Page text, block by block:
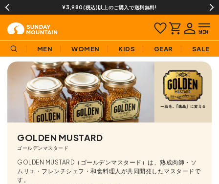
¥3,980(税込)以上のご購入で送料無料!
MEN WOMEN KIDS GEAR SALE
GOLDEN MUSTARD
ゴールデンマスタード
GOLDEN MUSTARD（ゴールデンマスタード）は、熟成肉師・ソ
ムリエ・フレンチシェフ・和食料理人が共同開発したマスタードで
す。